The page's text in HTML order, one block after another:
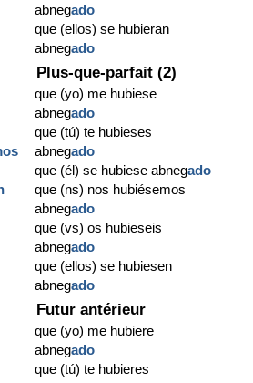
abnegado
que (ellos) se hubieran
abnegado
Plus-que-parfait (2)
que (yo) me hubiese
abnegado
que (tú) te hubieses
abnegado
que (él) se hubiese abnegado
que (ns) nos hubiésemos
abnegado
que (vs) os hubieseis
abnegado
que (ellos) se hubiesen
abnegado
Futur antérieur
que (yo) me hubiere
abnegado
que (tú) te hubieres